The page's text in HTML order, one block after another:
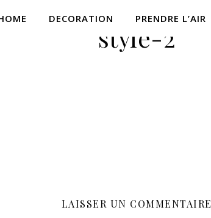
DECORATION PRENDRE L’AIR
style-2
LAISSER UN COMMENTAIRE